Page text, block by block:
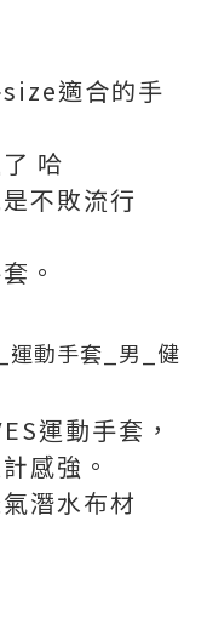
適合的手
哈
不敗流行
。
運動手套，
感強。
潛水布材